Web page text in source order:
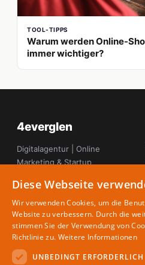
TOOL-TIPPS
Warum werden Online-
immer wichtiger?
4everglen
Digitalagentur | Online
Marketing & Startup
Diese Webseite
Wir verwenden Cookies, um die
Website zu verbessern. Durch die
stimmen Sie der Verwendung von
Richtlinie zu. Weitere Informationen
UNBEDINGT ERFORDERLICH